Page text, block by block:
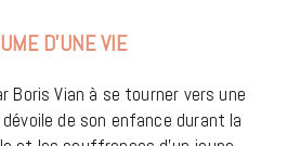
D’UNE VIE
Boris Vian à se tourner vers une
de son enfance durant la